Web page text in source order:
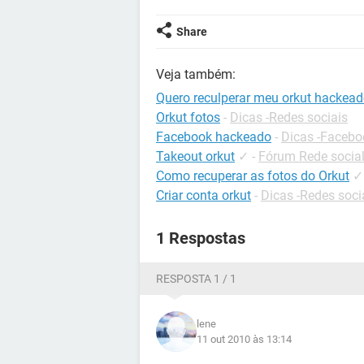
Share
Veja também:
Quero reculperar meu orkut
Orkut fotos - Dicas -Redes sociais
Facebook hackeado - Dicas -
Takeout orkut ✓ - Fórum Rede social
Como recuperar as fotos do Orkut ✓
Criar conta orkut - Dicas -Redes
1 Respostas
RESPOSTA 1 / 1
lene
11 out 2010 às 13:14